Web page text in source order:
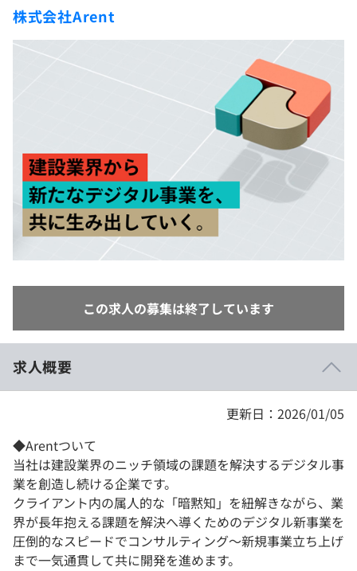
新卒エージェント
イベント・セミナー
4択課題
ナレッジ
個人向けプラン
法人向けプラン
学校向けプラン
Tech Team Journal
paizaとは？
株式会社Arent
この求人の募集は終了しています
求人概要
更新日：2026/01/05
◆Arentついて
当社は建設業界のニッチ領域の課題を解決するデジタル事
業を創造し続ける企業です。
クライアント内の属人的な「暗黙知」を紐解きながら、業
界が長年抱える課題を解決へ導くためのデジタル新事業を
圧倒的なスピードでコンサルティング～新規事業立ち上げ
まで一気通貫して共に開発を進めます。